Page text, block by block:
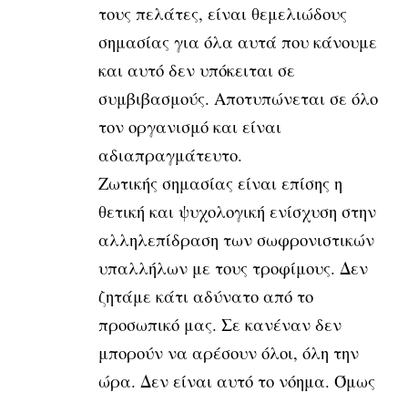
τους πελάτες, είναι θεμελιώδους
σημασίας για όλα αυτά που κάνουμε
και αυτό δεν υπόκειται σε
συμβιβασμούς. Αποτυπώνεται σε όλο
τον οργανισμό και είναι
αδιαπραγμάτευτο.
Ζωτικής σημασίας είναι επίσης η
θετική και ψυχολογική ενίσχυση στην
αλληλεπίδραση των σωφρονιστικών
υπαλλήλων με τους τροφίμους. Δεν
ζητάμε κάτι αδύνατο από το
προσωπικό μας. Σε κανέναν δεν
μπορούν να αρέσουν όλοι, όλη την
ώρα. Δεν είναι αυτό το νόημα. Όμως